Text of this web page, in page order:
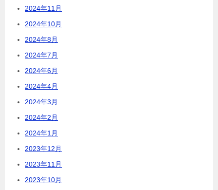
2024年11月
2024年10月
2024年8月
2024年7月
2024年6月
2024年4月
2024年3月
2024年2月
2024年1月
2023年12月
2023年11月
2023年10月